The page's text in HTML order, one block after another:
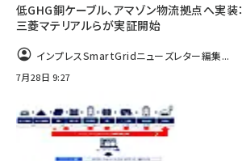
低GHG銅ケーブル、アマゾン物流拠点へ実装：
三菱マテリアルらが実証開始
インプレスSmartGridニューズレター編集...
7月28日 9:27